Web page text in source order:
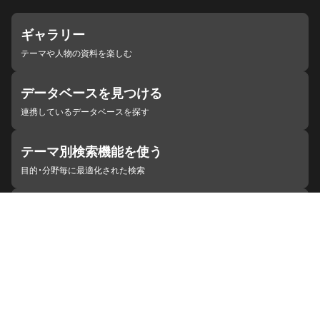
ギャラリー
テーマや人物の資料を楽しむ
データベースを見つける
連携しているデータベースを探す
テーマ別検索機能を使う
目的・分野毎に最適化された検索